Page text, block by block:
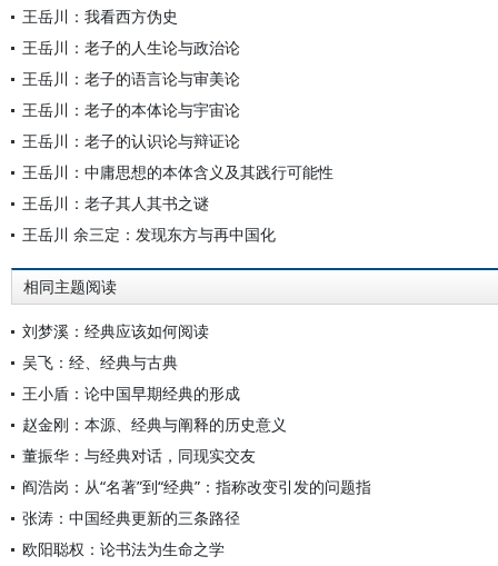
王岳川：我看西方伪史
王岳川：老子的人生论与政治论
王岳川：老子的语言论与审美论
王岳川：老子的本体论与宇宙论
王岳川：老子的认识论与辩证论
王岳川：中庸思想的本体含义及其践行可能性
王岳川：老子其人其书之谜
王岳川 余三定：发现东方与再中国化
相同主题阅读
刘梦溪：经典应该如何阅读
吴飞：经、经典与古典
王小盾：论中国早期经典的形成
赵金刚：本源、经典与阐释的历史意义
董振华：与经典对话，同现实交友
阎浩岗：从“名著”到“经典”：指称改变引发的问题指
张涛：中国经典更新的三条路径
欧阳聪权：论书法为生命之学